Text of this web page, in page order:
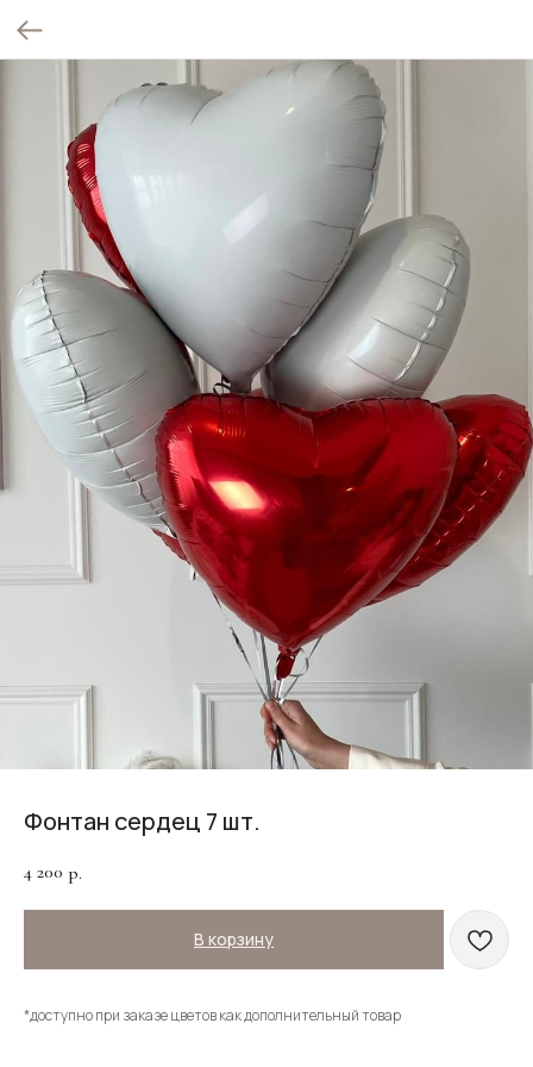
Фонтан сердец 7 шт.
4 200 р.
В корзину
*доступно при заказе цветов как дополнительный товар